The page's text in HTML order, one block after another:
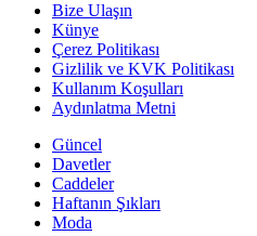
Bize Ulaşın
Künye
Çerez Politikası
Gizlilik ve KVK Politikası
Kullanım Koşulları
Aydınlatma Metni
Güncel
Davetler
Caddeler
Haftanın Şıkları
Moda